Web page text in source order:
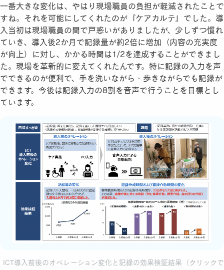
一番大きな変化は、やはり現場職員の負担が軽減されたことで
すね。それを可能にしてくれたのが『ケアカルテ』でした。導
入当初は現場職員の間で戸惑いがありましたが、少しずつ慣れ
ていき、導入後2か月で記録量が約2倍に増加（内容の充実度
が向上）に対し、かかる時間は1/2を達成することができまし
た。現場を革新的に変えてくれたんです。特に記録の入力を声
でできるのが便利で、手を洗いながら・歩きながらでも記録が
できます。今後は記録入力の8割を音声で行うことを目標とし
ています。
ICT導入前後のオペレーション変化と記録の効果検証結果（クリックで